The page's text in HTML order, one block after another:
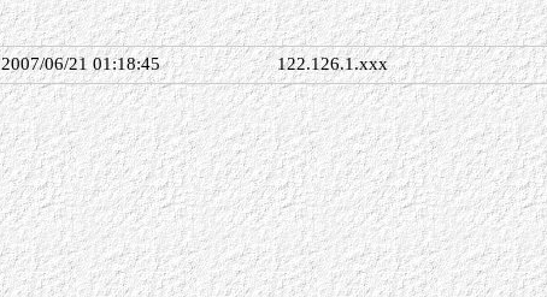
2007/06/21 01:18:45 122.126.1.xxx